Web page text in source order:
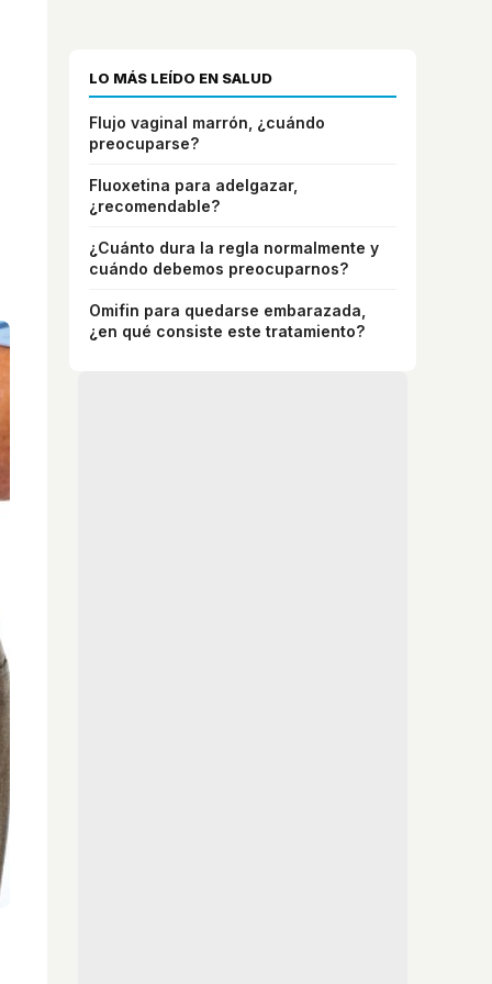
LO MÁS LEÍDO EN SALUD
Flujo vaginal marrón, ¿cuándo
preocuparse?
Fluoxetina para adelgazar,
¿recomendable?
¿Cuánto dura la regla normalmente y
cuándo debemos preocuparnos?
Omifin para quedarse embarazada,
¿en qué consiste este tratamiento?